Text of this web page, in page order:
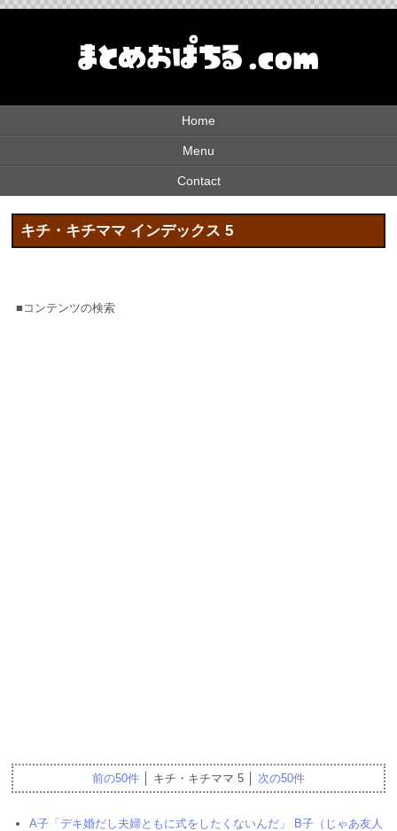
Home
Menu
Contact
キチ・キチママ インデックス 5
■コンテンツの検索
前の50件│ キチ・キチママ 5 │ 次の50件
A子「デキ婚だし夫婦ともに式をしたくないんだ」 B子（じゃあ友人